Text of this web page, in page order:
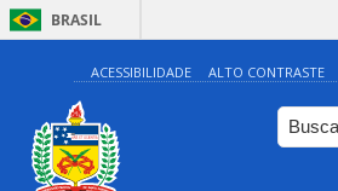
BRASIL
ACESSIBILIDADE ALTO CONTRASTE